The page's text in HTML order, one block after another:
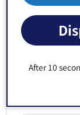
After 10
1：役に立っ
3：役に立た
1：見つけ